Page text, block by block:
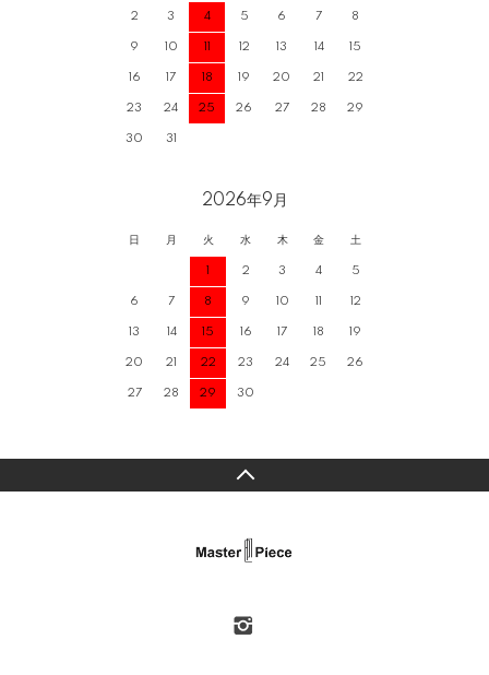
2 3 4 5 6 7 8
9 10 11 12 13 14 15
16 17 18 19 20 21 22
23 24 25 26 27 28 29
30 31
2026年9月
日 月 火 水 木 金 土
1 2 3 4 5
6 7 8 9 10 11 12
13 14 15 16 17 18 19
20 21 22 23 24 25 26
27 28 29 30